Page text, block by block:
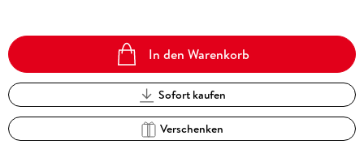
In den Warenkorb
Sofort kaufen
Verschenken